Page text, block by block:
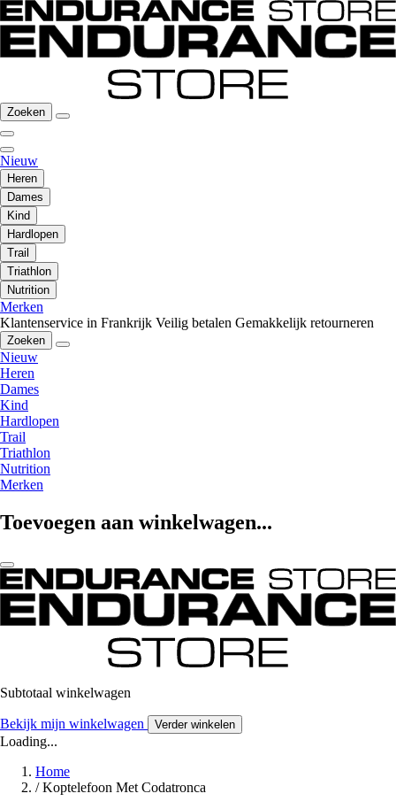
Zoeken
Nieuw
Heren
Dames
Kind
Hardlopen
Trail
Triathlon
Nutrition
Merken
Klantenservice in Frankrijk Veilig betalen Gemakkelijk retourneren
Zoeken
Nieuw
Heren
Dames
Kind
Hardlopen
Trail
Triathlon
Nutrition
Merken
Toevoegen aan winkelwagen...
Subtotaal winkelwagen
Bekijk mijn winkelwagen Verder winkelen
Loading...
Home
/ Koptelefoon Met Codatronca